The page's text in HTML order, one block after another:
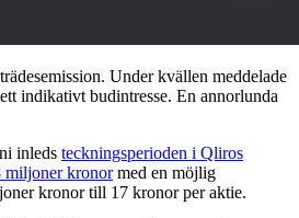
Under kvällen meddelade
indikativt budintresse. En annorlunda
inleds teckningsperioden i Qliros
miljoner kronormed en möjlig
kronor till 17 kronor per aktie.